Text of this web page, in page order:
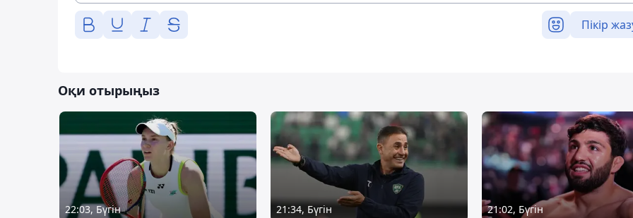
Пікір
Оқи отырыңыз
22:03, Бүгін 21:34, Бүгін 21:02, Бүгін